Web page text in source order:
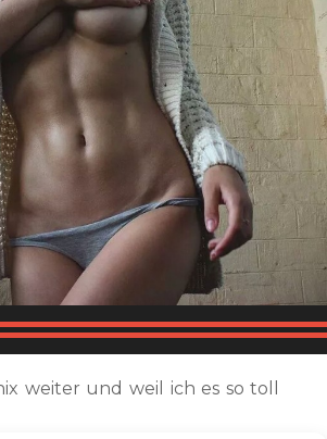
weiter und weil ich es so toll